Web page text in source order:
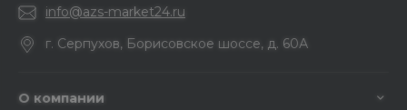
info@azs-market24.ru
г. Серпухов, Борисовское шоссе, д. 60А
О компании